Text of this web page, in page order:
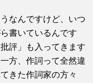
なんですけど、いつ
書いているんです
評」も入ってきます
方、作詞って全然違
きた作詞家の方々